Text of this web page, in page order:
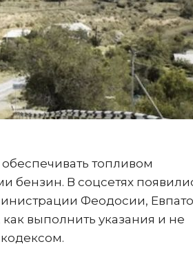
топливом
бензин. В соцсетях
Феодосии,
выполнить указания и не